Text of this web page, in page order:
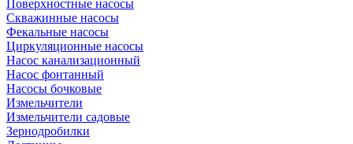
Поверхностные насосы
Скважинные насосы
Фекальные насосы
Циркуляционные насосы
Насос канализационный
Насос фонтанный
Насосы бочковые
Измельчители
Измельчители садовые
Зернодробилки